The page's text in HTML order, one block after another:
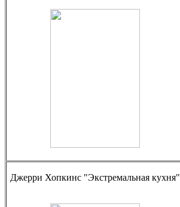
Джерри Хопкинс "Экстремальная кухня"